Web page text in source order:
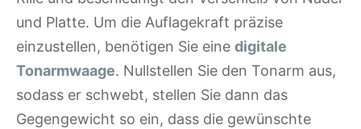
und Platte. Um die Auflagekraft präzise
einzustellen, benötigen Sie eine digitale
Tonarmwaage. Nullstellen Sie den Tonarm aus,
sodass er schwebt, stellen Sie dann das
Gegengewicht so ein, dass die gewünschte